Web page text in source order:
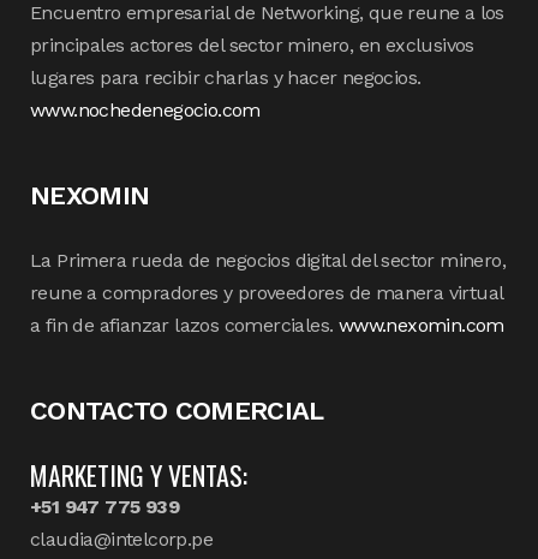
Encuentro empresarial de Networking, que reune a los
principales actores del sector minero, en exclusivos
lugares para recibir charlas y hacer negocios.
www.nochedenegocio.com
NEXOMIN
La Primera rueda de negocios digital del sector minero,
reune a compradores y proveedores de manera virtual
a fin de afianzar lazos comerciales. www.nexomin.com
CONTACTO COMERCIAL
MARKETING Y VENTAS:
+51 947 775 939
claudia@intelcorp.pe